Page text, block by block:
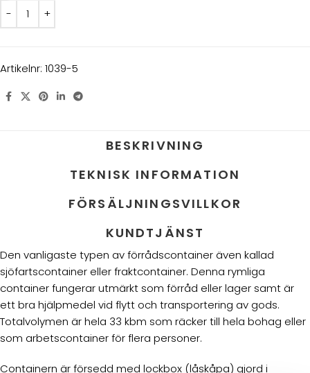
Artikelnr: 1039-5
BESKRIVNING
TEKNISK INFORMATION
FÖRSÄLJNINGSVILLKOR
KUNDTJÄNST
Den vanligaste typen av förrådscontainer även kallad
sjöfartscontainer eller fraktcontainer. Denna rymliga
container fungerar utmärkt som förråd eller lager samt är
ett bra hjälpmedel vid flytt och transportering av gods.
Totalvolymen är hela 33 kbm som räcker till hela bohag eller
som arbetscontainer för flera personer.
Containern är försedd med lockbox (låskåpa) gjord i